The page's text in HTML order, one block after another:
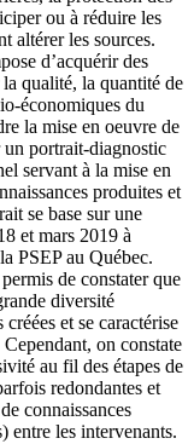
ou à réduire les
altérer les sources.
d’acquérir des
qualité, la quantité de
économiques du
la mise en oeuvre de
un portrait-diagnostic
servant à la mise en
produites et
se base sur une
et mars 2019 à
PSEP au Québec.
de constater que
diversité
et se caractérise
on constate
au fil des étapes de
redondantes et
connaissances
entre les intervenants.